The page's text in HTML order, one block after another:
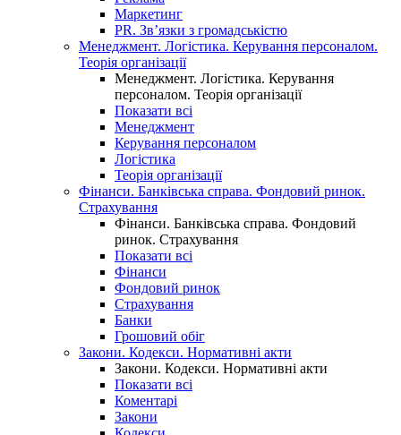
Маркетинг
PR. Зв’язки з громадськістю
Менеджмент. Логістика. Керування персоналом.
Теорія організації
Менеджмент. Логістика. Керування
персоналом. Теорія організації
Показати всі
Менеджмент
Керування персоналом
Логістика
Теорія організації
Фінанси. Банківська справа. Фондовий ринок.
Страхування
Фінанси. Банківська справа. Фондовий
ринок. Страхування
Показати всі
Фінанси
Фондовий ринок
Страхування
Банки
Грошовий обіг
Закони. Кодекси. Нормативні акти
Закони. Кодекси. Нормативні акти
Показати всі
Коментарі
Закони